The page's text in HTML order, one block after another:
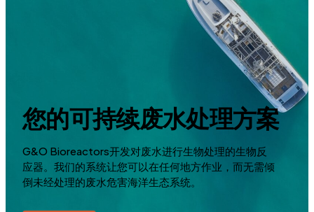
您的可持续废水处理方案
G&O Bioreactors开发对废水进行生物处理的生物反
应器。我们的系统让您可以在任何地方作业，而无需倾
倒未经处理的废水危害海洋生态系统。